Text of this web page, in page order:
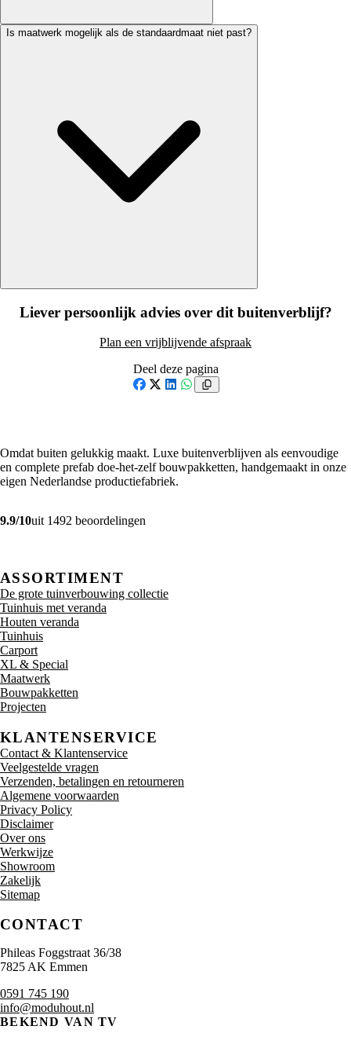
Is maatwerk mogelijk als de standaardmaat niet past?
Liever persoonlijk advies over dit buitenverblijf?
Plan een vrijblijvende afspraak
Deel deze pagina
Omdat buiten gelukkig maakt. Luxe buitenverblijven als eenvoudige
en complete prefab doe-het-zelf bouwpakketten, handgemaakt in onze
eigen Nederlandse productiefabriek.
9.9/10uit 1492 beoordelingen
ASSORTIMENT
De grote tuinverbouwing collectie
Tuinhuis met veranda
Houten veranda
Tuinhuis
Carport
XL & Special
Maatwerk
Bouwpakketten
Projecten
KLANTENSERVICE
Contact & Klantenservice
Veelgestelde vragen
Verzenden, betalingen en retourneren
Algemene voorwaarden
Privacy Policy
Disclaimer
Over ons
Werkwijze
Showroom
Zakelijk
Sitemap
CONTACT
Phileas Foggstraat 36/38
7825 AK Emmen
0591 745 190
info@moduhout.nl
BEKEND VAN TV